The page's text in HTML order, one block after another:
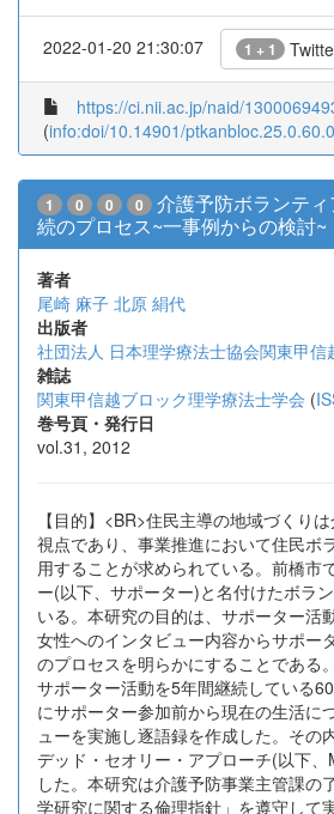
2022-01-20 21:30:07 1 + 1
https://ci.nii.ac.jp/naid/
(info:doi/10.14901/ptkanbloc.25.0.60.0
1 0 0 0
介護予防ボランテ
続のプロセス~一事例からの検討~
著者
尾崎 麻子 北原 絹代
出版者
社団法人 日本理学療法士協会関東甲信
雑誌
関東甲信越ブロック理学療法士学会 (
巻号頁・発行日
vol.31, 2012
【目的】<BR>住民主導の地域づくり
視点であり、事業推進において住民ボ
用することが求められている。前橋市
ー(以下、サポーター)と名付けたボラ
いる。本研究の目的は、サポーター活
女性へのインタビュー内容からサポー
のプロセスを明らかにすることである
サポーター活動を5年間継続している
にサポーター参加前から現在の生活に
ューを実施し逐語録を作成した。その
デッド・セオリー・アプローチ(以下
した。本研究は介護予防事業主管課の
学研究に関する倫理指針」を遵守して